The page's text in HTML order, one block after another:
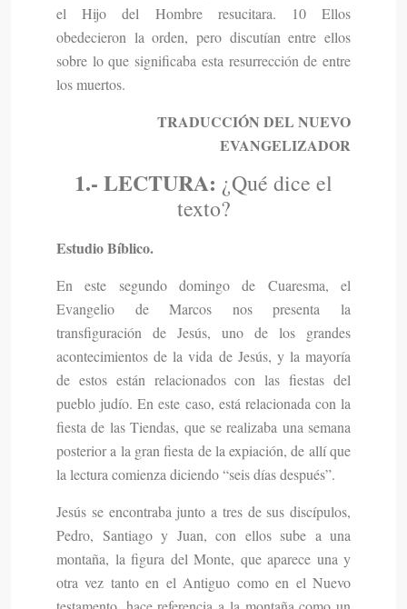
el Hijo del Hombre resucitara. 10 Ellos
obedecieron la orden, pero discutían entre ellos
sobre lo que significaba esta resurrección de entre
los muertos.
TRADUCCIÓN DEL NUEVO
EVANGELIZADOR
1.- LECTURA: ¿Qué dice el
texto?
Estudio Bíblico.
En este segundo domingo de Cuaresma, el
Evangelio de Marcos nos presenta la
transfiguración de Jesús, uno de los grandes
acontecimientos de la vida de Jesús, y la mayoría
de estos están relacionados con las fiestas del
pueblo judío. En este caso, está relacionada con la
fiesta de las Tiendas, que se realizaba una semana
posterior a la gran fiesta de la expiación, de allí que
la lectura comienza diciendo “seis días después”.
Jesús se encontraba junto a tres de sus discípulos,
Pedro, Santiago y Juan, con ellos sube a una
montaña, la figura del Monte, que aparece una y
otra vez tanto en el Antiguo como en el Nuevo